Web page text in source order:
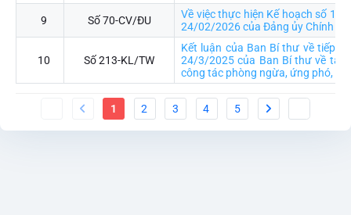
9 Số 70-CV/ĐU
Về việc thực hiện Kế hoạch số
24/02/2026 của Đảng ủy Chính
10 Số 213-KL/TW
Kết luận của Ban Bí thư về tiếp
24/3/2025 của Ban Bí thư về
công tác phòng ngừa, ứng phó,
1 2 3 4 5